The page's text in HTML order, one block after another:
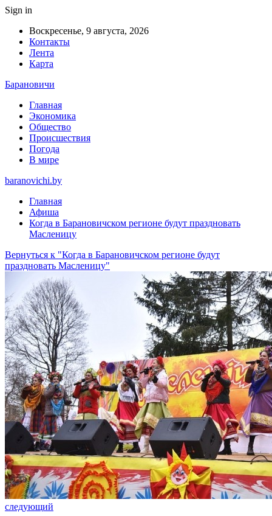
Sign in
Воскресенье, 9 августа, 2026
Контакты
Лента
Карта
Барановичи
Главная
Экономика
Общество
Происшествия
Погода
В мире
baranovichi.by
Главная
Афиша
Когда в Барановичском регионе будут праздновать
Масленицу
Вернуться к "Когда в Барановичском регионе будут
праздновать Масленицу"
следующий